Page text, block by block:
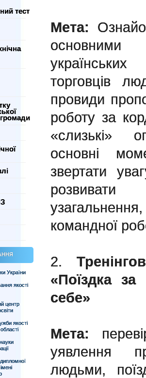
тест
України
якості
центр
якості
Мета:
основними
торговців
провиди
роботу за
«слизькі»
основні
звертати
командної
2.
«Поїздка
себе»
Мета:
уявлення
людьми,